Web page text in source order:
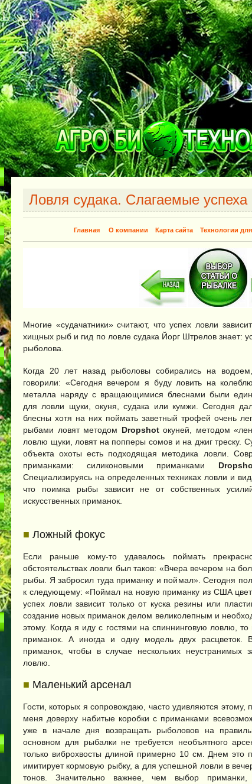
Ловля судака. Слагаемые успеха
Главная О компании Карта сайта Технологии
Многие «судачатники» считают, что успех ловли
хищных рыб и гид по ловле судака Йорг Штрелов знает:
рыболова.
Когда 20 лет назад рыболовы собирались на
говорили: «Сегодня вечером я буду ловить на
металла наряду с вращающимися блеснами были
для ловли щуки, окуня, судака или кумжи. Сегодня
блесны хотя на них поймать заветный трофей очень
рыбами ловят методом Dropshot окуней, методом
ловлю щуки, ловят на попперы сомов и на джиг треску.
объекта охоты есть подходящая методика ловли.
приманками: силиконовыми приманками
Специализируясь на определенных техниках ловли и
что поимка рыбы зависит не от собственных
искусственных приманок.
■ Ложный фокус
Если раньше кому-то удавалось поймать
обстоятельствах ловли был таков: «Вчера вечером на
рыбы. Я забросил туда приманку и поймал». Сегодня
к следующему: «Поймал на новую приманку из США
успех ловли зависит только от куска резины или
создание новых приманок делом великолепным и
этому. Когда я иду с гостями на спиннинговую ловлю,
приманок. А иногда и одну модель двух расцветок.
приманок, чтобы в случае нескольких неустранимых
ловлю.
■ Маленький арсенал
Гости, которых я сопровождаю, часто удивляются этому,
меня доверху набитые коробки с приманками
уже в начале дня возвращать рыболовов на
основном для рыбалки не требуется необъятного
только виброхвосты длиной примерно 10 см. Днем это
имитирует кормовую рыбку, а для успешной ловли в
тонов. Значительно важнее, чем выбор приманки,